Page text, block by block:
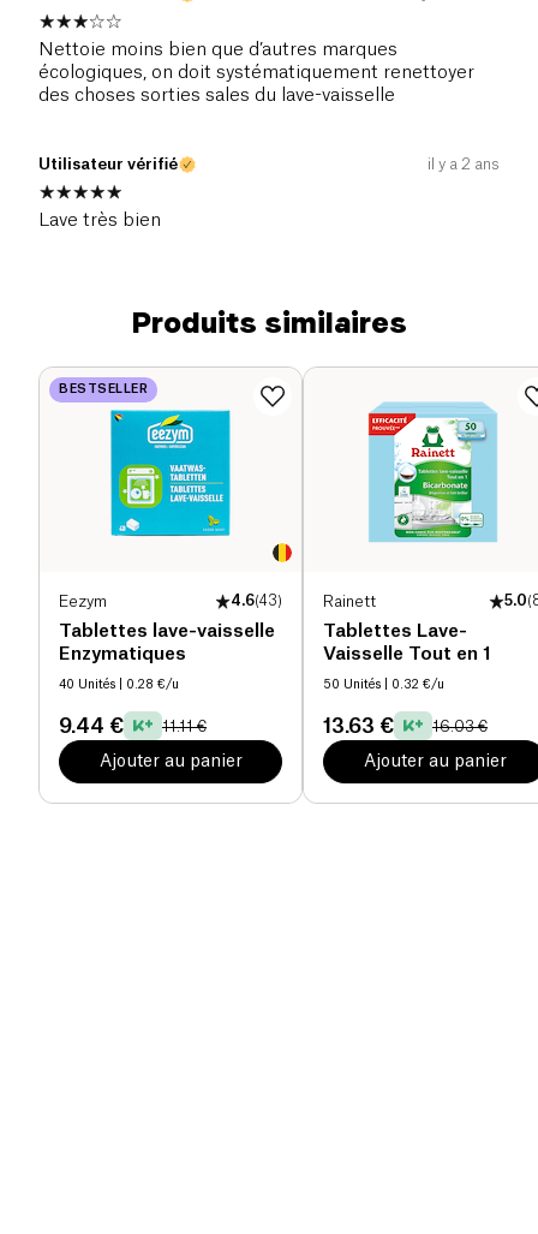
Nettoie moins bien que d’autres marques
écologiques, on doit systématiquement renettoyer
des choses sorties sales du lave-vaisselle
Utilisateur vérifié il y a 2 ans
Lave très bien
Produits similaires
BESTSELLER
Eezym 4.6(43)
Tablettes lave-vaisselle
Enzymatiques
40 Unités | 0.28 €/u
9.44 € 11.11 €
Ajouter au panier
Rainett 5.0(
Tablettes Lave-
Vaisselle Tout en 1
50 Unités | 0.32 €/u
13.63 € 16.03 €
Ajouter au panier